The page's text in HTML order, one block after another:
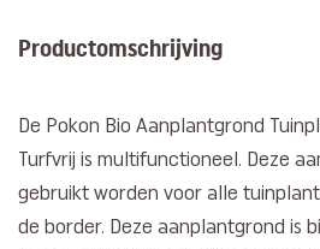
Productomschrijving
De Pokon Bio Aanplantgrond
Turfvrij is multifunctioneel. Deze
gebruikt worden voor alle
de border. Deze aanplantgrond is